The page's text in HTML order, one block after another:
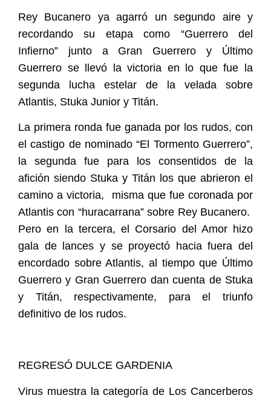
Rey Bucanero ya agarró un segundo aire y
recordando su etapa como “Guerrero del
Infierno” junto a Gran Guerrero y Último
Guerrero se llevó la victoria en lo que fue la
segunda lucha estelar de la velada sobre
Atlantis, Stuka Junior y Titán.
La primera ronda fue ganada por los rudos, con
el castigo de nominado “El Tormento Guerrero”,
la segunda fue para los consentidos de la
afición siendo Stuka y Titán los que abrieron el
camino a victoria,
misma que fue coronada por
Atlantis con “huracarrana” sobre Rey Bucanero.
Pero en la tercera, el Corsario del Amor hizo
gala de lances y se proyectó hacia fuera del
encordado sobre Atlantis, al tiempo que Último
Guerrero y Gran Guerrero dan cuenta de Stuka
y Titán, respectivamente, para el triunfo
definitivo de los rudos.
REGRESÓ DULCE GARDENIA
Virus muestra la categoría de Los Cancerberos